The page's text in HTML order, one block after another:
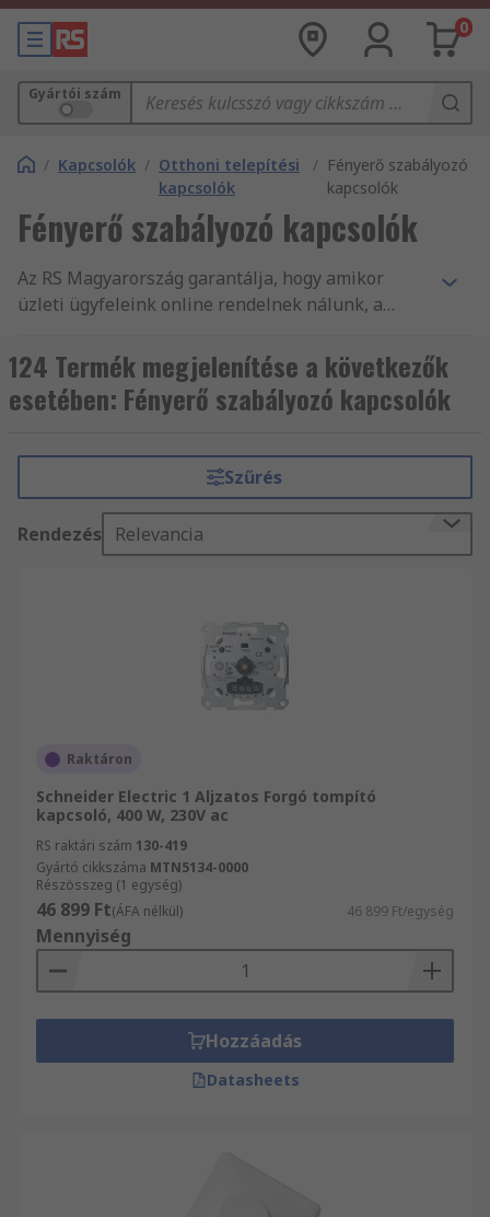
0
Gyártói szám
/ Kapcsolók / Otthoni telepítési
kapcsolók
/ Fényerő szabályozó
kapcsolók
Fényerő szabályozó kapcsolók
Az RS Magyarország garantálja, hogy amikor
üzleti ügyfeleink online rendelnek nálunk, a
szabványoknak megfelelő termékeket vásárolják.
A vevőszolgálatunk magas minőségére méltán
építhetjük hírnevünket. A(z) fénytompító
világítástechnikai alkatrészek és tartozékok és
világítás árucikkeink teljes terméktartománya az
üzletág legkörültekintőbben készletezett
termékvonalai. Nagy hatékonyságú kiszállítási
124 Termék megjelenítése a következők
esetében: Fényerő szabályozó kapcsolók
Szűrés
Rendezés Relevancia
Raktáron
Schneider Electric 1 Aljzatos Forgó tompító
kapcsoló, 400 W, 230V ac
RS raktári szám 130-419
Gyártó cikkszáma MTN5134-0000
Részösszeg (1 egység)
46 899 Ft(ÁFA nélkül) 46 899 Ft/egység
Mennyiség
Hozzáadás
Datasheets